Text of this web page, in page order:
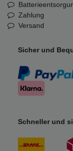
Zahlung
Versand
Sicher und
Schneller und